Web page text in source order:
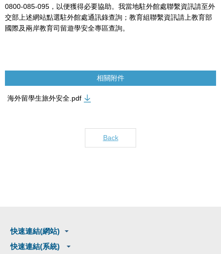
0800-085-095，以便獲得必要協助。我當地駐外館處聯繫資訊請至外
交部上述網站點選駐外館處通訊錄查詢；教育組聯繫資訊請上教育部
國際及兩岸教育司留遊學安全專區查詢。
相關附件
海外留學生旅外安全.pdf
Back
快速連結(網站)
快速連結(系統)